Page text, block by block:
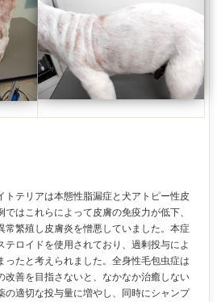
トテリアは本態性脂漏症と犬アトピー性皮
はこれらによって皮膚の免疫力が低下、
常繁殖し皮膚炎を憎悪していました。本症
テロイドを使用されており、過剰投与によ
ったと考えられました。全身性毛包虫症は
改善を目指さないと、なかなか治癒しない
の適切な投与量に増やし、同時にシャンプ